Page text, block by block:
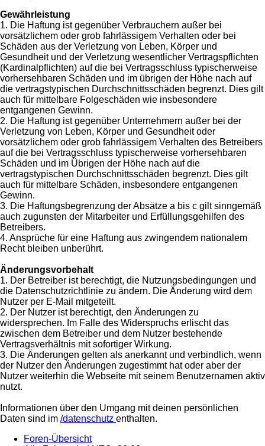
Gewährleistung
1. Die Haftung ist gegenüber Verbrauchern außer bei
vorsätzlichem oder grob fahrlässigem Verhalten oder bei
Schäden aus der Verletzung von Leben, Körper und
Gesundheit und der Verletzung wesentlicher Vertragspflichten
(Kardinalpflichten) auf die bei Vertragsschluss typischerweise
vorhersehbaren Schäden und im übrigen der Höhe nach auf
die vertragstypischen Durchschnittsschäden begrenzt. Dies gilt
auch für mittelbare Folgeschäden wie insbesondere
entgangenen Gewinn.
2. Die Haftung ist gegenüber Unternehmern außer bei der
Verletzung von Leben, Körper und Gesundheit oder
vorsätzlichem oder grob fahrlässigem Verhalten des Betreibers
auf die bei Vertragsschluss typischerweise vorhersehbaren
Schäden und im Übrigen der Höhe nach auf die
vertragstypischen Durchschnittsschäden begrenzt. Dies gilt
auch für mittelbare Schäden, insbesondere entgangenen
Gewinn.
3. Die Haftungsbegrenzung der Absätze a bis c gilt sinngemäß
auch zugunsten der Mitarbeiter und Erfüllungsgehilfen des
Betreibers.
4. Ansprüche für eine Haftung aus zwingendem nationalem
Recht bleiben unberührt.
Änderungsvorbehalt
1. Der Betreiber ist berechtigt, die Nutzungsbedingungen und
die Datenschutzrichtlinie zu ändern. Die Änderung wird dem
Nutzer per E-Mail mitgeteilt.
2. Der Nutzer ist berechtigt, den Änderungen zu
widersprechen. Im Falle des Widerspruchs erlischt das
zwischen dem Betreiber und dem Nutzer bestehende
Vertragsverhältnis mit sofortiger Wirkung.
3. Die Änderungen gelten als anerkannt und verbindlich, wenn
der Nutzer den Änderungen zugestimmt hat oder aber der
Nutzer weiterhin die Webseite mit seinem Benutzernamen aktiv
nutzt.
Informationen über den Umgang mit deinen persönlichen
Daten sind im /datenschutz enthalten.
Foren-Übersicht